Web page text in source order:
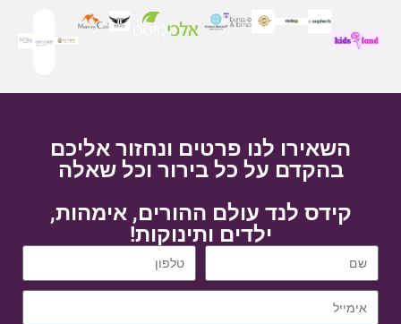
השאירו לנו פרטים ונחזור אליכם
בהקדם על כל בירור וכל שאלה
קידס לנד עולם ההורים, אימהות,
ילדים ותינוקות!